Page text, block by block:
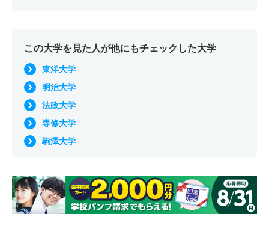
この大学を見た人が他にもチェックした大学
東洋大学
明治大学
法政大学
専修大学
駒澤大学